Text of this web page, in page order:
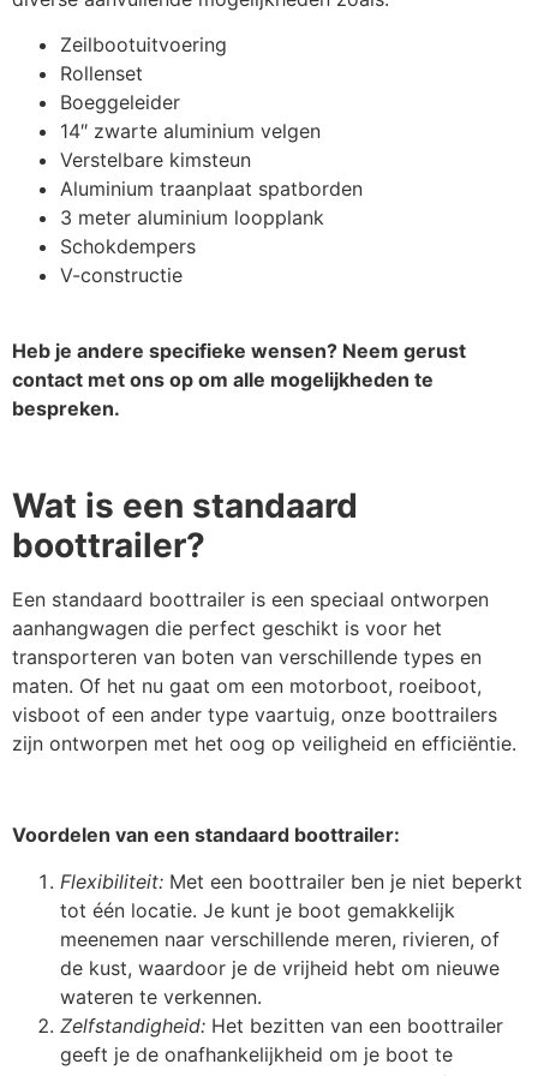
Verstelbare kielrol set
Verstelbare kimsteun
Wegklapbare LED verlichting
Set wielkeggen met houder €
Zeilbootuitvoering
Rollenset
Boeggeleider
14″ zwarte aluminium velgen
Verstelbare kimsteun
Aluminium traanplaat spatborden
3 meter aluminium loopplank
Schokdempers
V-constructie
Heb je andere specifieke wensen? Neem gerust
contact met ons op om alle mogelijkheden te
bespreken.
Wat is een standaard
boottrailer?
Een standaard boottrailer is een speciaal ontworpen
aanhangwagen die perfect geschikt is voor het
transporteren van boten van verschillende types en
maten. Of het nu gaat om een motorboot, roeiboot,
visboot of een ander type vaartuig, onze boottrailers
zijn ontworpen met het oog op veiligheid en efficiëntie.
Voordelen van een standaard boottrailer:
Flexibiliteit: Met een boottrailer ben je niet beperkt
tot één locatie. Je kunt je boot gemakkelijk
meenemen naar verschillende meren, rivieren, of
de kust, waardoor je de vrijheid hebt om nieuwe
wateren te verkennen.
Zelfstandigheid: Het bezitten van een boottrailer
geeft je de onafhankelijkheid om je boot te